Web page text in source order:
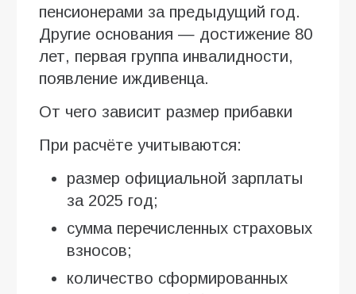
пенсионерами за предыдущий год.
Другие основания — достижение 80
лет, первая группа инвалидности,
появление иждивенца.
От чего зависит размер прибавки
При расчёте учитываются:
размер официальной зарплаты
за 2025 год;
сумма перечисленных страховых
взносов;
количество сформированных